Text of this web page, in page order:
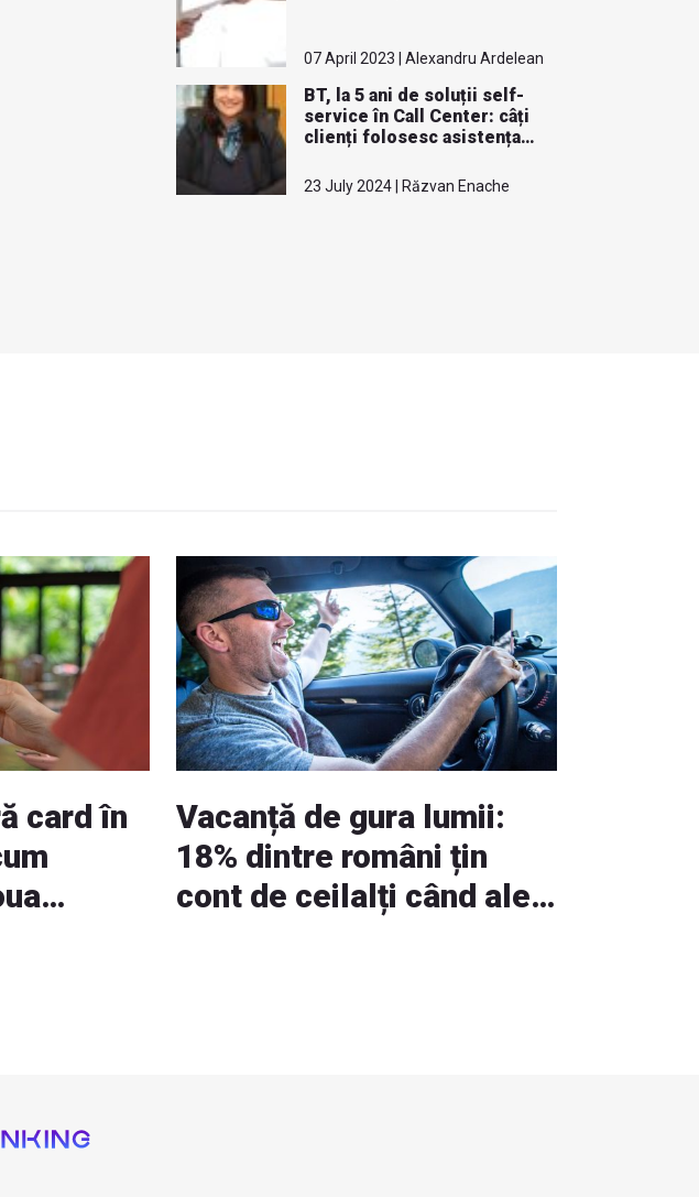
07 April 2023 | Alexandru Ardelean
BT, la 5 ani de soluții self-
service în Call Center: câți
clienți folosesc asistența
23 July 2024 | Răzvan Enache
card în
Vacanță de gura lumii:
18% dintre români țin
cont de ceilalți când aleg